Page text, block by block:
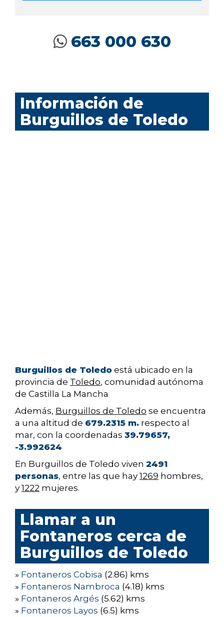
663 000 630
Información de
Burguillos de Toledo
Burguillos de Toledo está ubicado en la
provincia de Toledo, comunidad autónoma
de Castilla La Mancha
Además, Burguillos de Toledo se encuentra
a una altitud de 679.2315 m. respecto al
mar, con la coordenadas 39.79657,
-3.992624
En Burguillos de Toledo viven 2491
personas, entre las que hay 1269 hombres,
y 1222 mujeres.
Llamar a un
Fontaneros cerca de
Burguillos de Toledo
» Fontaneros Cobisa (2.86) kms
» Fontaneros Nambroca (4.18) kms
» Fontaneros Argés (5.62) kms
» Fontaneros Layos (6.5) kms